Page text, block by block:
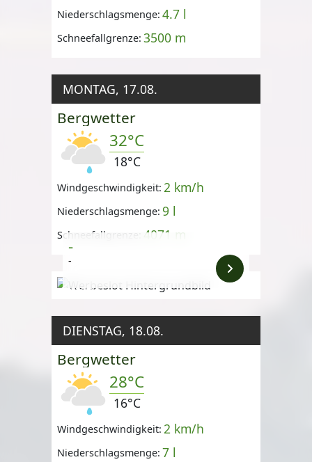
Niederschlagsmenge: 4.7 l
Schneefallgrenze: 3500 m
MONTAG, 17.08.
Bergwetter
32°C
18°C
Windgeschwindigkeit: 2 km/h
Niederschlagsmenge: 9 l
Schneefallgrenze: 4071 m
Anzeige
-
-
DIENSTAG, 18.08.
Bergwetter
28°C
16°C
Windgeschwindigkeit: 2 km/h
Niederschlagsmenge: 7 l